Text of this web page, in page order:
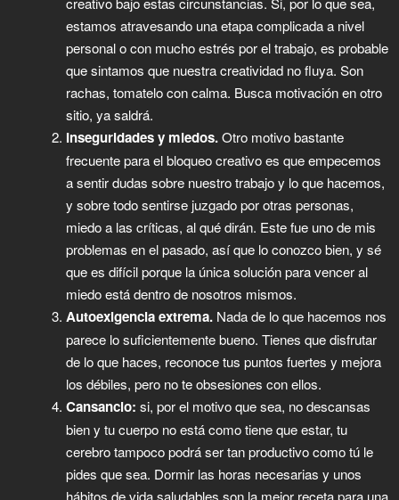
estamos atravesando una etapa complicada a nivel
personal o con mucho estrés por el trabajo, es probable
que sintamos que nuestra creatividad no fluya. Son
rachas, tomatelo con calma. Busca motivación en otro
sitio, ya saldrá.
Inseguridades y miedos.Otro motivo bastante
frecuente para el bloqueo creativo es que empecemos
a sentir dudas sobre nuestro trabajo y lo que hacemos,
y sobre todo sentirse juzgado por otras personas,
miedo a las críticas, al qué dirán. Este fue uno de mis
problemas en el pasado, así que lo conozco bien, y sé
que es difícil porque la única solución para vencer al
miedo está dentro de nosotros mismos.
Autoexigencia extrema. Nada de lo que hacemos nos
parece lo suficientemente bueno. Tienes que disfrutar
de lo que haces, reconoce tus puntos fuertes y mejora
los débiles, pero no te obsesiones con ellos.
Cansancio: si, por el motivo que sea, no descansas
bien y tu cuerpo no está como tiene que estar, tu
cerebro tampoco podrá ser tan productivo como tú le
pides que sea. Dormir las horas necesarias y unos
hábitos de vida saludables son la mejor receta para una